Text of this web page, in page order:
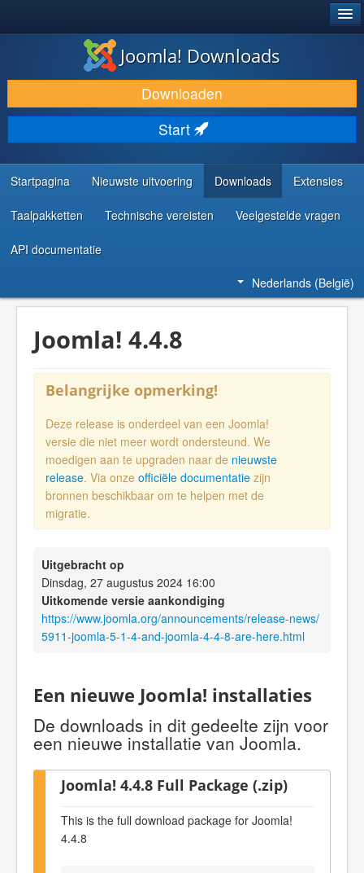
DOWNLOAD & BREID UIT
ONTDEK & LEER
COMMUNITY & ONDERSTEUNING
ONTWIKKELAARSBRONNEN
Joomla! Downloads
Downloaden
Start
Startpagina Nieuwste uitvoering Downloads Extensies
Taalpakketten Technische vereisten Veelgestelde vragen
API documentatie
Nederlands (België)
Joomla! 4.4.8
Belangrijke opmerking!
Deze release is onderdeel van een Joomla!
versie die niet meer wordt ondersteund. We
moedigen aan te upgraden naar de nieuwste
release. Via onze officiële documentatie zijn
bronnen beschikbaar om te helpen met de
migratie.
Uitgebracht op
Dinsdag, 27 augustus 2024 16:00
Uitkomende versie aankondiging
https://www.joomla.org/announcements/release-news/
5911-joomla-5-1-4-and-joomla-4-4-8-are-here.html
Een nieuwe Joomla! installaties
De downloads in dit gedeelte zijn voor
een nieuwe installatie van Joomla.
Joomla! 4.4.8 Full Package (.zip)
This is the full download package for Joomla!
4.4.8